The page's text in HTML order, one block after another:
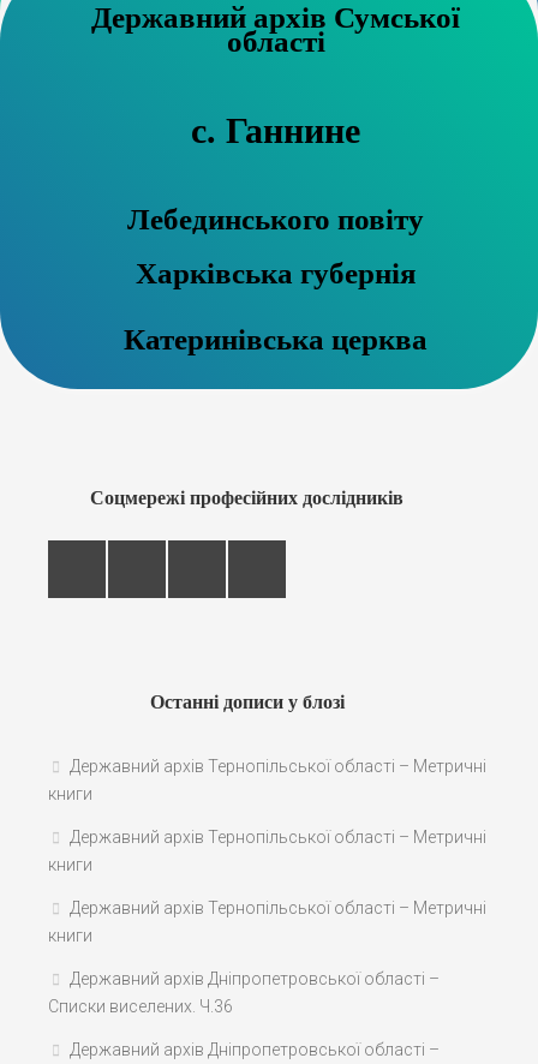
Державний архів Сумської
області
с. Ганнине
Лебединського повіту
Харківська губернія
Катеринівська церква
Соцмережі професійних дослідників
Останні дописи у блозі
Державний архів Тернопільської області – Метричні
книги
Державний архів Тернопільської області – Метричні
книги
Державний архів Тернопільської області – Метричні
книги
Державний архів Дніпропетровської області –
Списки виселених. Ч.36
Державний архів Дніпропетровської області –